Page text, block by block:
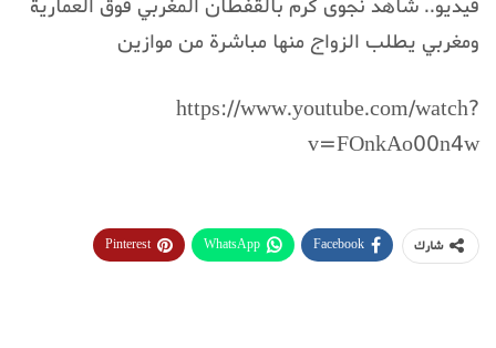
ومغربي يطلب الزواج منها مباشرة من موازين
https://www.youtube.com/watch?
v=FOnkAo00n4w
شارك Facebook
WhatsApp
Pinterest